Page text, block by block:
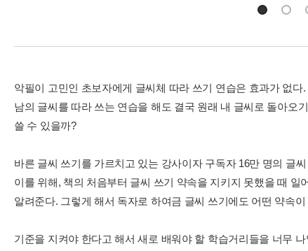
악필이 고민인 초보자에게 글씨체 따라 쓰기 연습은 효과가 없
남의 글씨를 따라 쓰는 연습을 해도 결국 원래 내 글씨로 돌아오
쓸 수 있을까?
바른 글씨 쓰기를 가르치고 있는 강사이자 구독자 16만 명의 글
이를 위해, 책의 처음부터 글씨 쓰기 약속을 지키지 못했을 때
알려준다. 그렇게 해서 독자로 하여금 글씨 쓰기에도 어떤 약속
기준을 지켜야 한다고 해서 새로 배워야 할 학습거리들을 너무